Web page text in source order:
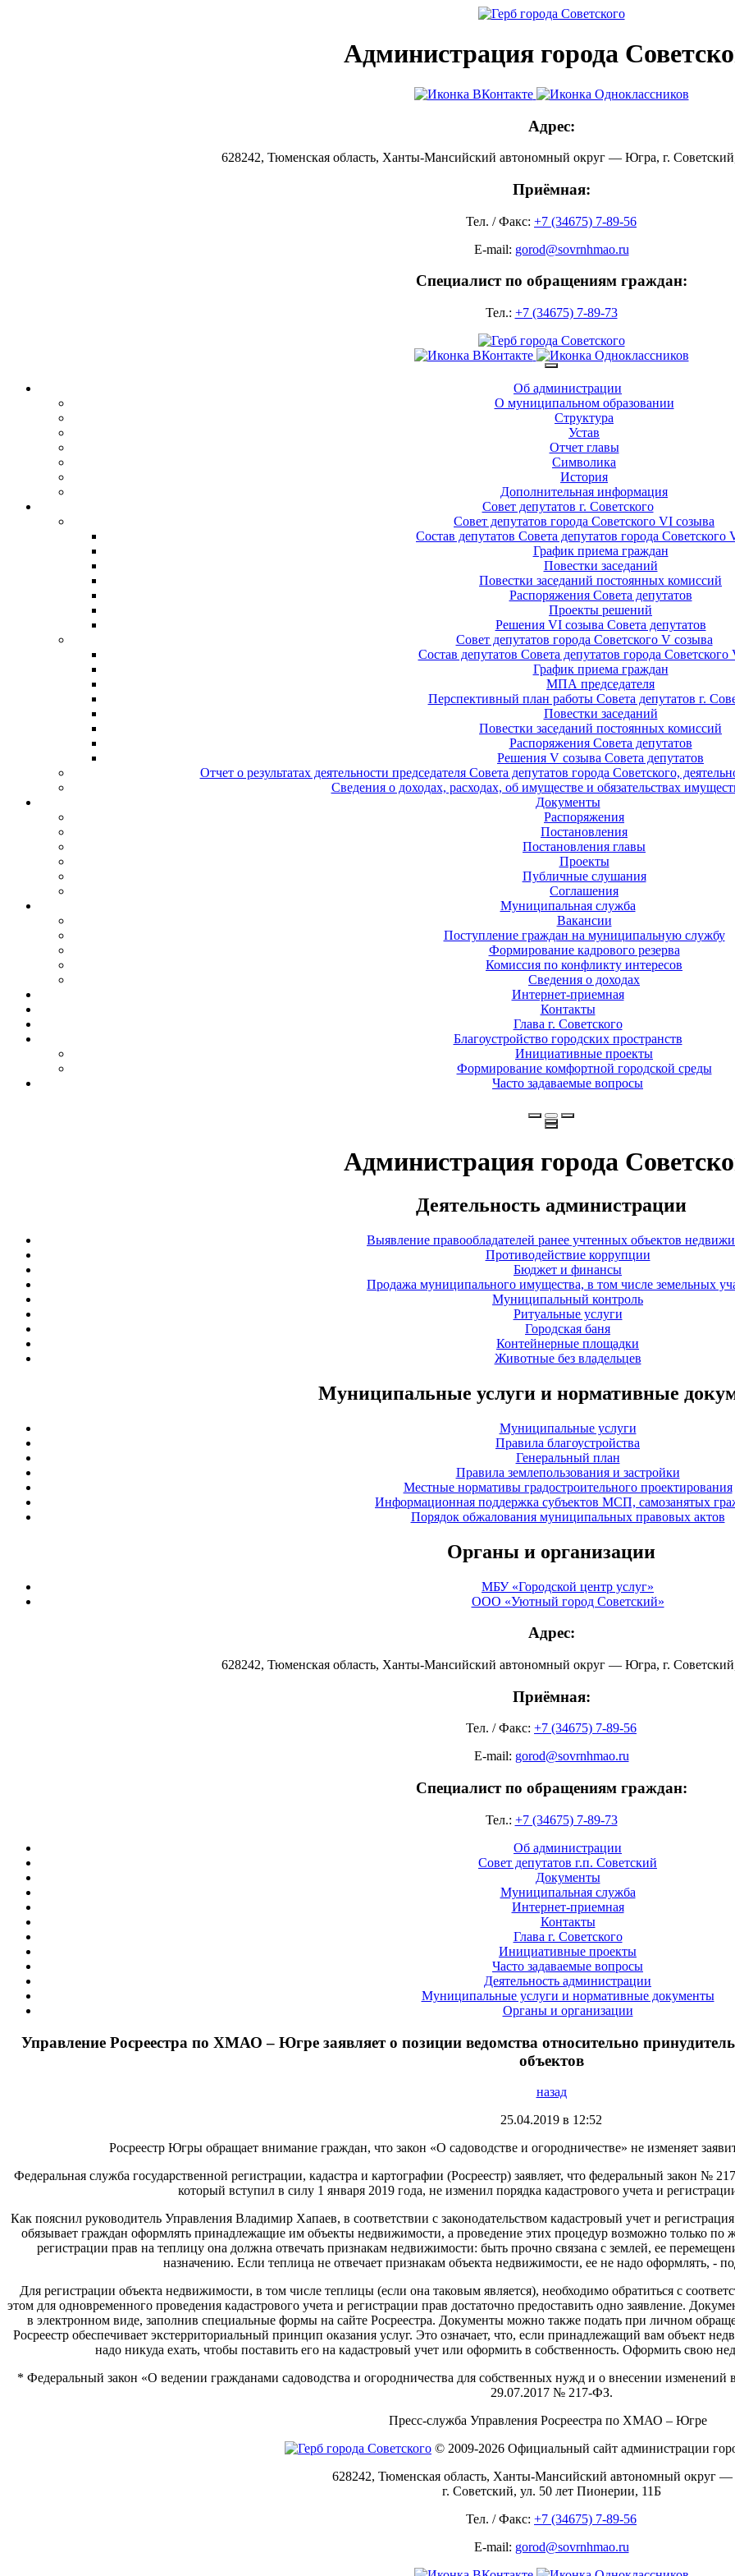
Администрация города
Адрес:
628242, Тюменская область, Ханты-Мансийский автономный округ — Югра, г.
Приёмная:
Тел. / Факс: +7 (34675) 7-89-56
E-mail: gorod@sovrnhmao.ru
Специалист по обращениям граждан:
Тел.: +7 (34675) 7-89-73
Об администрации
О муниципальном образовании
Структура
Устав
Отчет главы
Символика
История
Дополнительная информация
Совет депутатов г. Советского
Совет депутатов города Советского VI созыва
Состав депутатов Совета депутатов города Советского
График приема граждан
Повестки заседаний
Повестки заседаний постоянных комиссий
Распоряжения Совета депутатов
Проекты решений
Решения VI созыва Совета депутатов
Совет депутатов города Советского V созыва
Состав депутатов Совета депутатов города Советского
График приема граждан
МПА председателя
Перспективный план работы Совета депутатов г.
Повестки заседаний
Повестки заседаний постоянных комиссий
Распоряжения Совета депутатов
Решения V созыва Совета депутатов
Отчет о результатах деятельности председателя Совета депутатов города Советского,
Сведения о доходах, расходах, об имуществе и обязательствах
Документы
Распоряжения
Постановления
Постановления главы
Проекты
Публичные слушания
Соглашения
Муниципальная служба
Вакансии
Поступление граждан на муниципальную службу
Формирование кадрового резерва
Комиссия по конфликту интересов
Сведения о доходах
Интернет-приемная
Контакты
Глава г. Советского
Благоустройство городских пространств
Инициативные проекты
Формирование комфортной городской среды
Часто задаваемые вопросы
Администрация города
Деятельность администрации
Выявление правообладателей ранее учтенных объектов
Противодействие коррупции
Бюджет и финансы
Продажа муниципального имущества, в том числе земельных
Муниципальный контроль
Ритуальные услуги
Городская баня
Контейнерные площадки
Животные без владельцев
Муниципальные услуги и нормативные
Муниципальные услуги
Правила благоустройства
Генеральный план
Правила землепользования и застройки
Местные нормативы градостроительного проектирования
Информационная поддержка субъектов МСП, самозанятых
Порядок обжалования муниципальных правовых актов
Органы и организации
МБУ «Городской центр услуг»
ООО «Уютный город Советский»
Адрес:
628242, Тюменская область, Ханты-Мансийский автономный округ — Югра, г.
Приёмная:
Тел. / Факс: +7 (34675) 7-89-56
E-mail: gorod@sovrnhmao.ru
Специалист по обращениям граждан:
Тел.: +7 (34675) 7-89-73
Об администрации
Совет депутатов г.п. Советский
Документы
Муниципальная служба
Интернет-приемная
Контакты
Глава г. Советского
Инициативные проекты
Часто задаваемые вопросы
Деятельность администрации
Муниципальные услуги и нормативные документы
Органы и организации
Управление Росреестра по ХМАО – Югре заявляет о позиции ведомства относительно
объектов
назад
25.04.2019 в 12:52
Росреестр Югры обращает внимание граждан, что закон «О садоводстве и огородничестве» не изменяет
Федеральная служба государственной регистрации, кадастра и картографии (Росреестр) заявляет, что федеральный закон №
который вступил в силу 1 января 2019 года, не изменил порядка кадастрового учета и
Как пояснил руководитель Управления Владимир Хапаев, в соответствии с законодательством кадастровый учет и
обязывает граждан оформлять принадлежащие им объекты недвижимости, а проведение этих процедур возможно только по
регистрации прав на теплицу она должна отвечать признакам недвижимости: быть прочно связана с землей, ее
назначению. Если теплица не отвечает признакам объекта недвижимости, ее не надо оформлять, -
Для регистрации объекта недвижимости, в том числе теплицы (если она таковым является), необходимо обратиться с
этом для одновременного проведения кадастрового учета и регистрации прав достаточно предоставить одно заявление.
в электронном виде, заполнив специальные формы на сайте Росреестра. Документы можно также подать при личном
Росреестр обеспечивает экстерриториальный принцип оказания услуг. Это означает, что, если принадлежащий вам объект
надо никуда ехать, чтобы поставить его на кадастровый учет или оформить в собственность. Оформить свою
* Федеральный закон «О ведении гражданами садоводства и огородничества для собственных нужд и о внесении изменений
29.07.2017 № 217-ФЗ.
Пресс-служба Управления Росреестра по ХМАО – Югре
© 2009-2026 Официальный сайт администрации
628242, Тюменская область, Ханты-Мансийский автономный округ
г. Советский, ул. 50 лет Пионерии, 11Б
Тел. / Факс: +7 (34675) 7-89-56
E-mail: gorod@sovrnhmao.ru